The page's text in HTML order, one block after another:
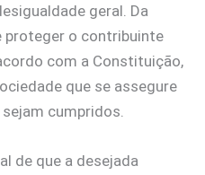
geral. Da
proteger o contribuinte
com a Constituição,
que se assegure
cumpridos.
de que a desejada